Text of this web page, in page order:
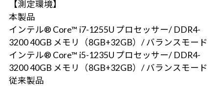
【測定環境】
本製品
インテル® Core™ i7-1255U プロセッサー/ DDR4-
3200 40GB メモリ（8GB+32GB）/ バランスモード
インテル® Core™ i5-1235U プロセッサー/ DDR4-
3200 40GB メモリ（8GB+32GB）/ バランスモード
従来製品